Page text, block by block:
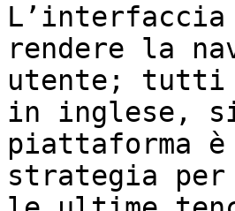
rendere la
utente; tutti
in inglese,
piattaforma
strategia per